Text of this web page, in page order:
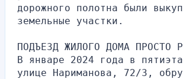
дорожного полотна были
земельные участки.
ПОДЪЕЗД ЖИЛОГО ДОМА ПРОСТО
В январе 2024 года в
улице Нариманова, 72/3,